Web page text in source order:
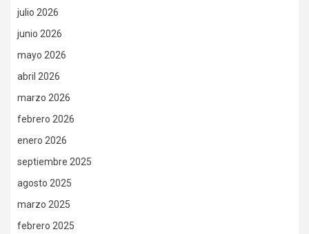
julio 2026
junio 2026
mayo 2026
abril 2026
marzo 2026
febrero 2026
enero 2026
septiembre 2025
agosto 2025
marzo 2025
febrero 2025